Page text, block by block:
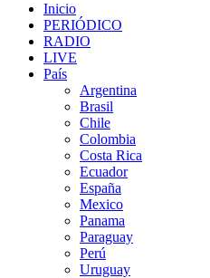
Inicio
PERIÓDICO
RADIO
LIVE
País
Argentina
Brasil
Chile
Colombia
Costa Rica
Ecuador
España
Mexico
Panama
Paraguay
Perú
Uruguay